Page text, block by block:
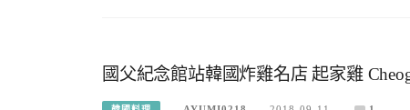
國父紀念館站韓國炸雞名店 起家雞